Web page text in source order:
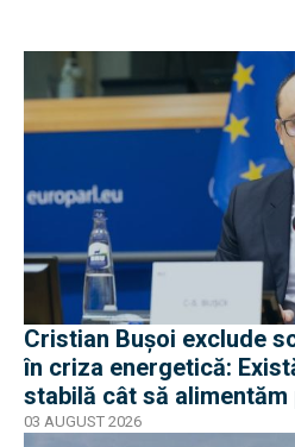
Cristian Bușoi exclude
în criza energetică:
stabilă cât să alimentăm
03 AUGUST 2026